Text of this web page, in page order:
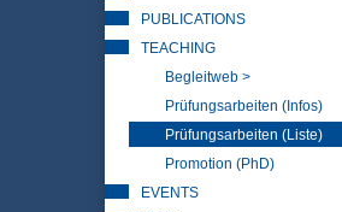
PUBLICATIONS
TEACHING
Begleitweb >
Prüfungsarbeiten (Infos)
Prüfungsarbeiten (Liste)
Promotion (PhD)
EVENTS